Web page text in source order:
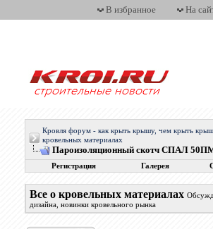
В избранное На
Кровля форум - как крыть крышу, чем крыть
кровельных материалах
Пароизоляционный скотч СПАЛ
Регистрация Галерея
Все о кровельных материалах
дизайна, новинки кровельного рынка